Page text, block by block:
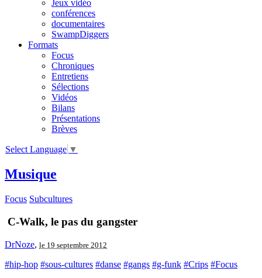
Jeux vidéo
conférences
documentaires
SwampDiggers
Formats
Focus
Chroniques
Entretiens
Sélections
Vidéos
Bilans
Présentations
Brèves
Select Language ▼
Musique
Focus Subcultures
C-Walk, le pas du gangster
DrNoze, le 19 septembre 2012
#hip-hop #sous-cultures #danse #gangs #g-funk #Crips #Focus